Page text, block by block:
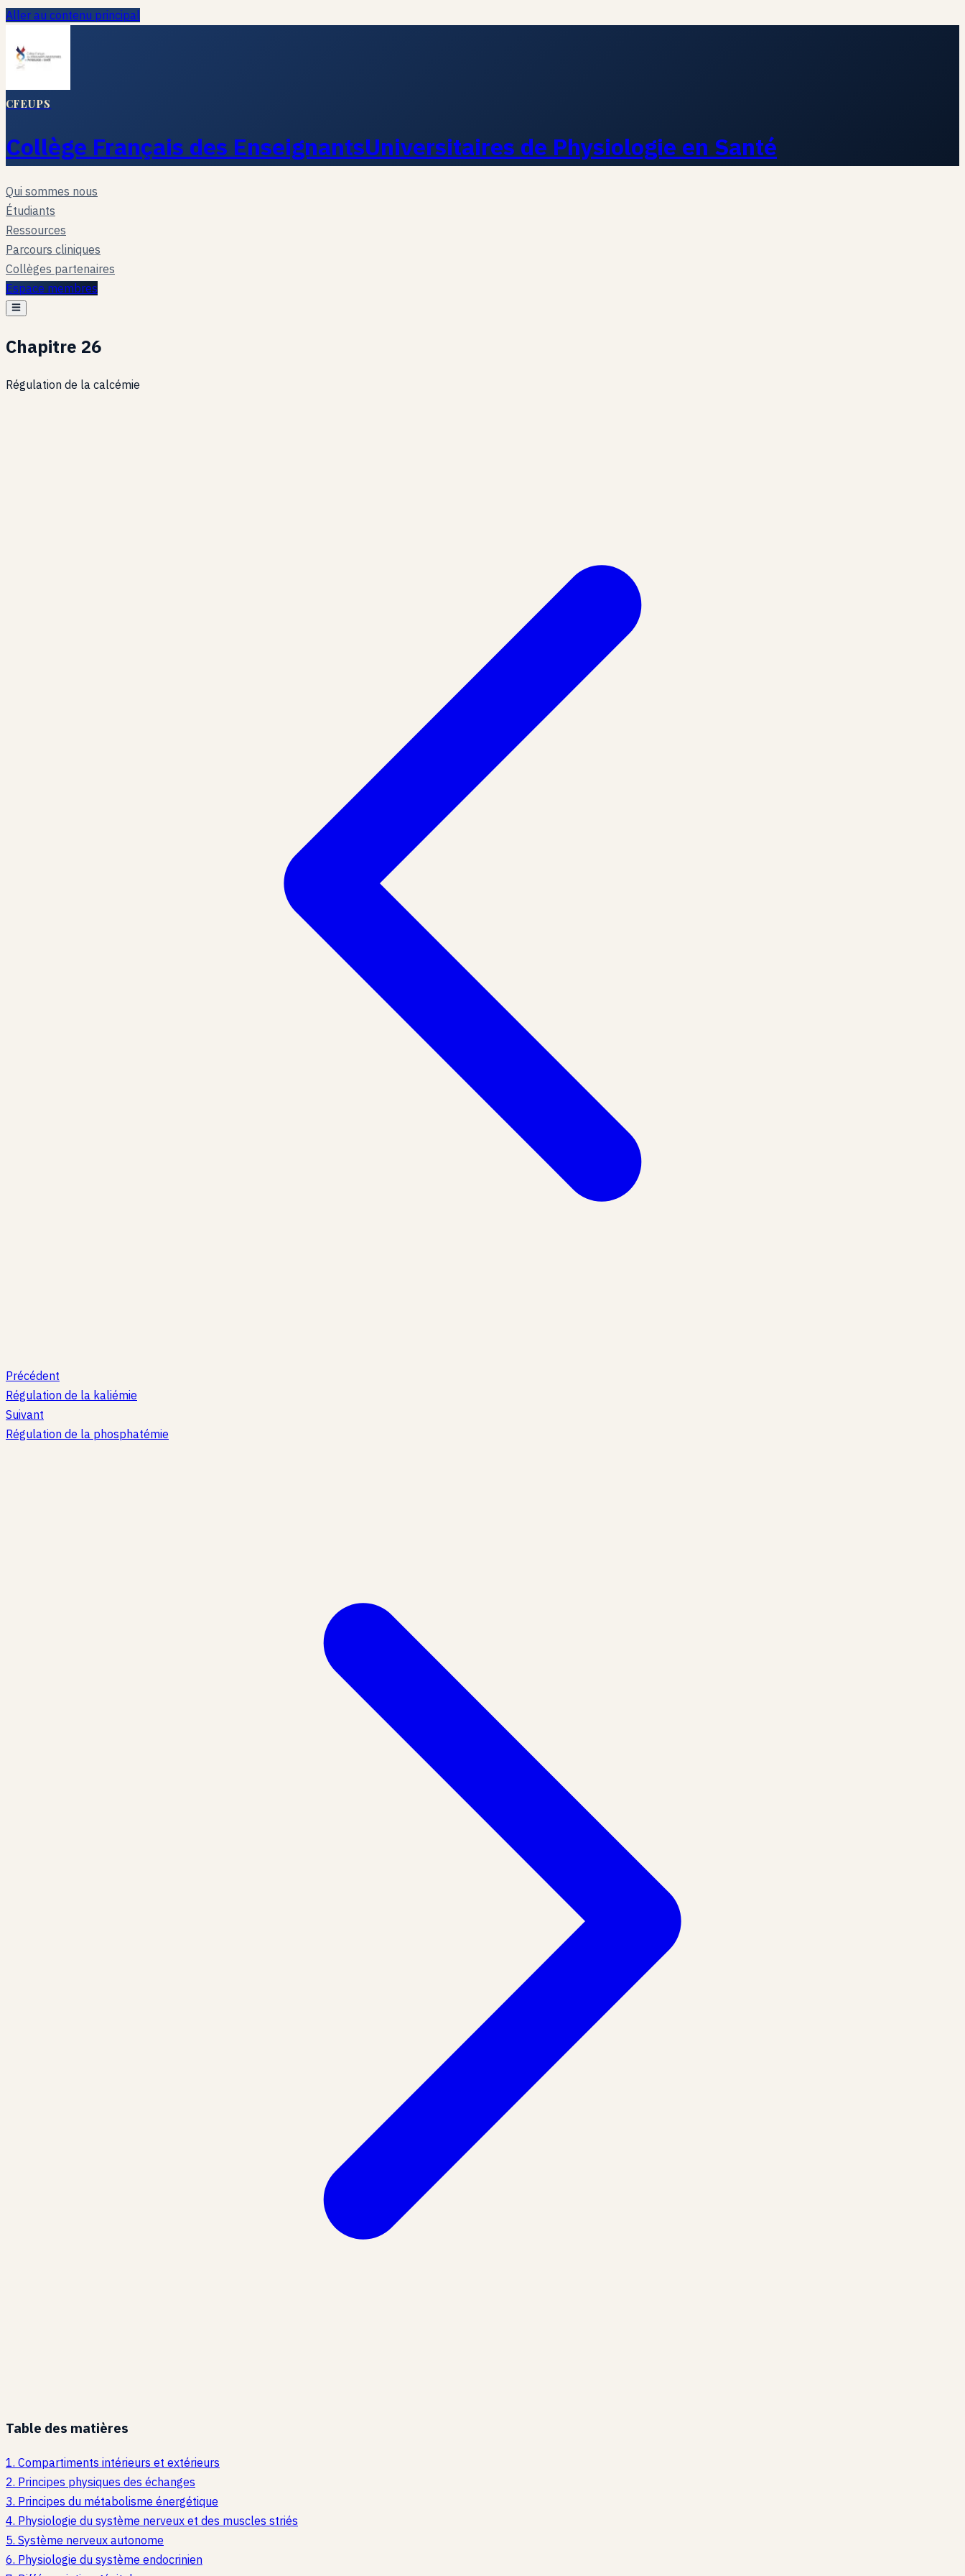
Aller au contenu principal
CFEUPS
Collège Français des EnseignantsUniversitaires de Physiologie en Santé
Qui sommes nous
Étudiants
Ressources
Parcours cliniques
Collèges partenaires
Espace membres
Chapitre 26
Régulation de la calcémie
Précédent
Régulation de la kaliémie
Suivant
Régulation de la phosphatémie
Table des matières
1. Compartiments intérieurs et extérieurs
2. Principes physiques des échanges
3. Principes du métabolisme énergétique
4. Physiologie du système nerveux et des muscles striés
5. Système nerveux autonome
6. Physiologie du système endocrinien